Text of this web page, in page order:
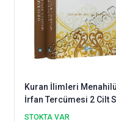
Kuran İlimleri Menahilül
İrfan Tercümesi 2 Cilt
BEKA
STOKTA VAR